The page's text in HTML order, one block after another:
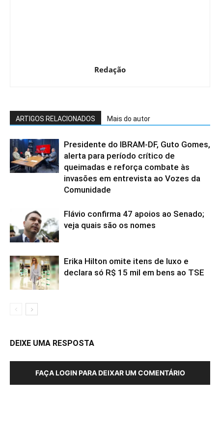
Redação
ARTIGOS RELACIONADOS Mais do autor
Presidente do IBRAM-DF, Guto Gomes,
alerta para período crítico de
queimadas e reforça combate às
invasões em entrevista ao Vozes da
Comunidade
Flávio confirma 47 apoios ao Senado;
veja quais são os nomes
Erika Hilton omite itens de luxo e
declara só R$ 15 mil em bens ao TSE
DEIXE UMA RESPOSTA
FAÇA LOGIN PARA DEIXAR UM COMENTÁRIO